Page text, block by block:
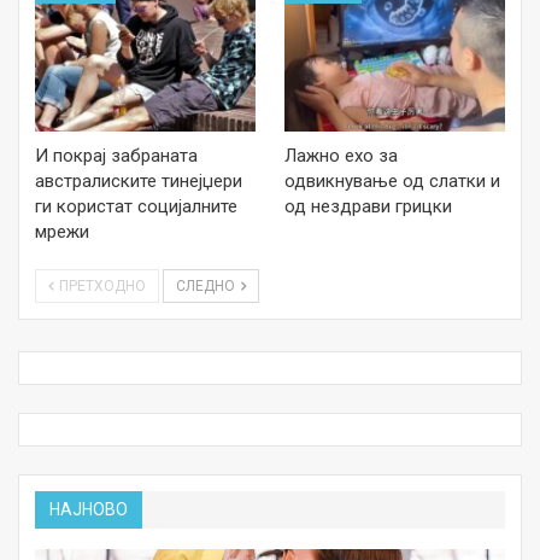
И покрај забраната
австралиските тинејџери
ги користат социјалните
мрежи
Лажно ехо за
одвикнување од слатки и
од нездрави грицки
ПРЕТХОДНО СЛЕДНО
НАЈНОВО